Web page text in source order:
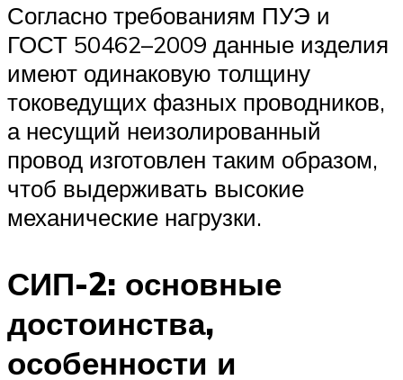
Согласно требованиям ПУЭ и
ГОСТ 50462–2009 данные изделия
имеют одинаковую толщину
токоведущих фазных проводников,
а несущий неизолированный
провод изготовлен таким образом,
чтоб выдерживать высокие
механические нагрузки.
СИП-2: основные
достоинства,
особенности и